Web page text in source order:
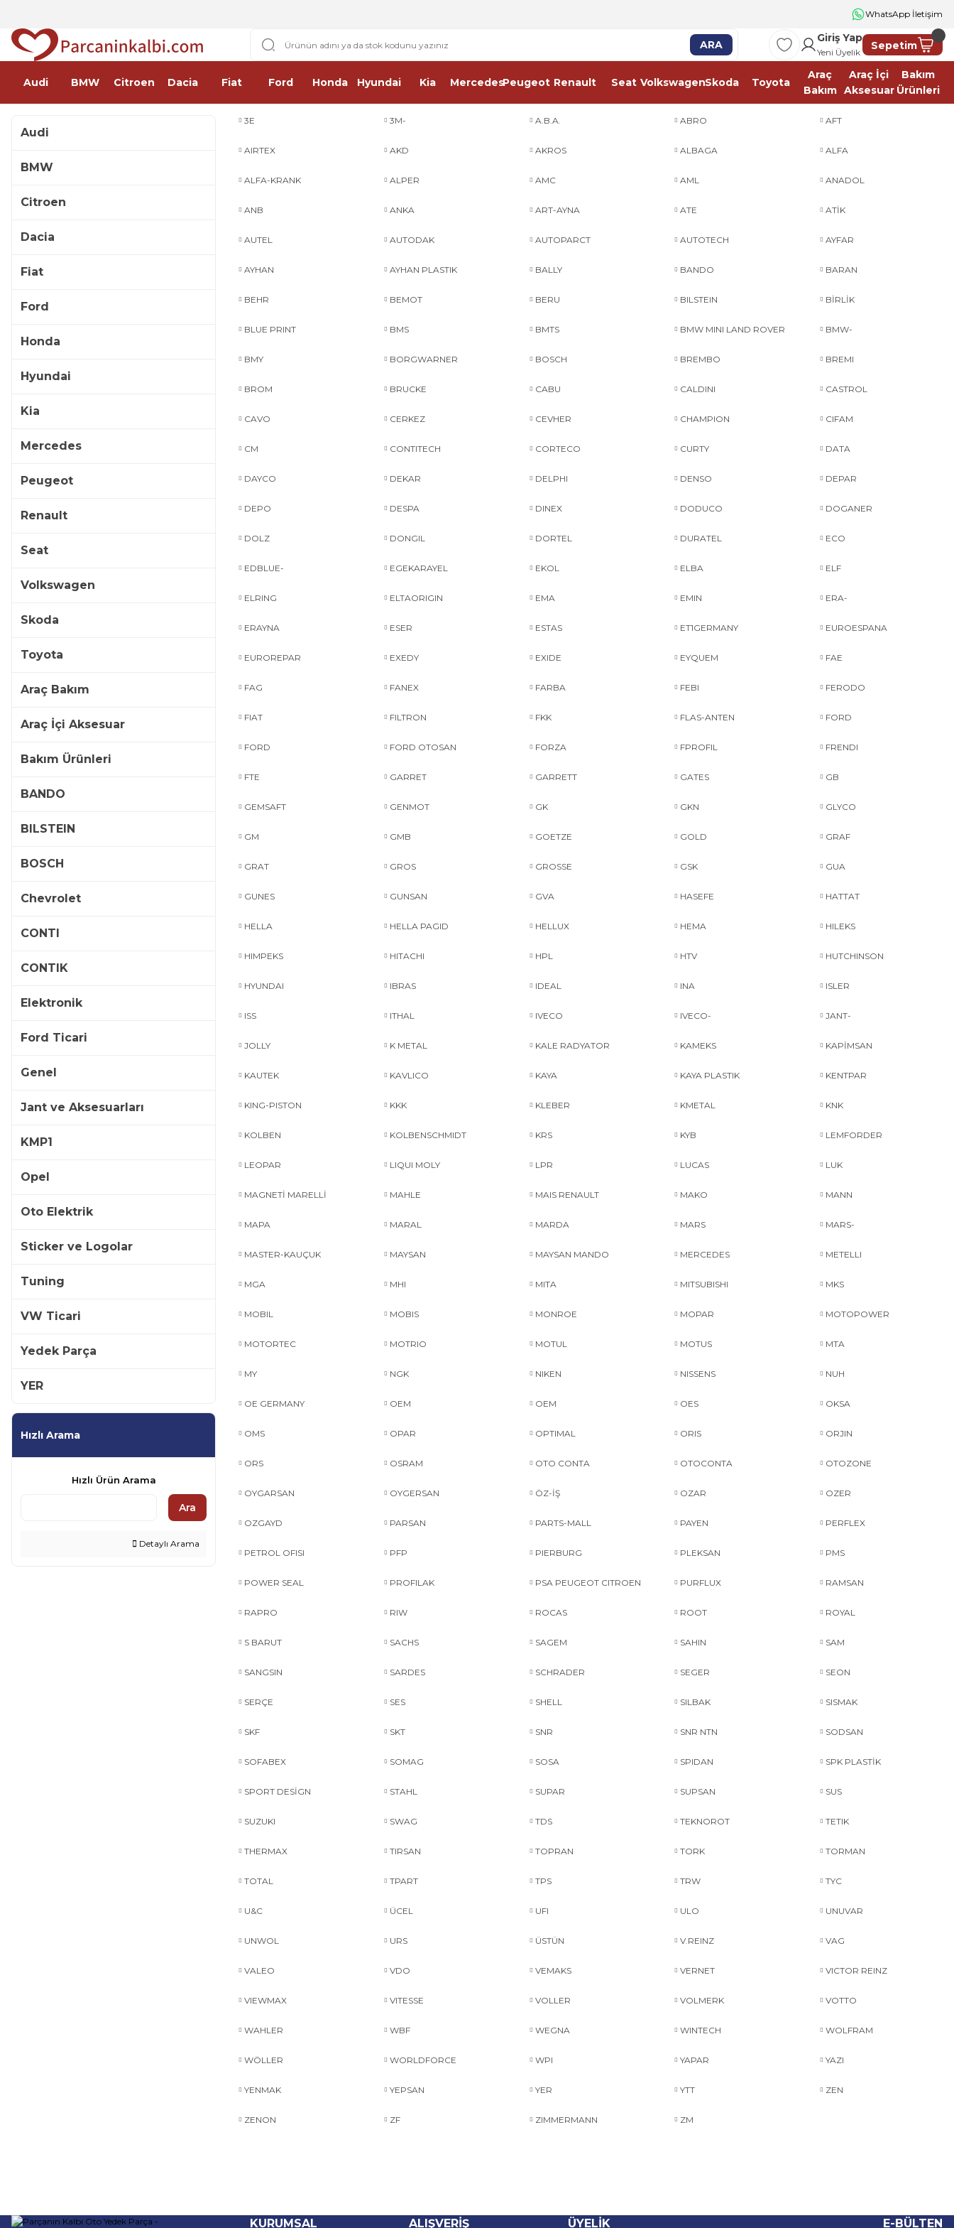
2500 TL ÜSTÜ ÜCRETSİZ KARGO
WhatsApp İletişim
ARA
Giriş Yap
Yeni Üyelik
Sepetim
Audi BMW Citroen Dacia Fiat Ford Honda Hyundai Kia MercedesPeugeot Renault Seat VolkswagenSkoda Toyota
Araç
Bakım
Araç İçi
Aksesuar
Bakım
Ürünleri
Audi
BMW
Citroen
Dacia
Fiat
Ford
Honda
Hyundai
Kia
Mercedes
Peugeot
Renault
Seat
Volkswagen
Skoda
Toyota
Araç Bakım
Araç İçi Aksesuar
Bakım Ürünleri
BANDO
BILSTEIN
BOSCH
Chevrolet
CONTI
CONTIK
Elektronik
Ford Ticari
Genel
Jant ve Aksesuarları
KMP1
Opel
Oto Elektrik
Sticker ve Logolar
Tuning
VW Ticari
Yedek Parça
YER
Hızlı Arama
Hızlı Ürün Arama
Ara
Detaylı Arama
3E 3M- A.B.A. ABRO AFT
AIRTEX AKD AKROS ALBAGA ALFA
ALFA-KRANK ALPER AMC AML ANADOL
ANB ANKA ART-AYNA ATE ATİK
AUTEL AUTODAK AUTOPARCT AUTOTECH AYFAR
AYHAN AYHAN PLASTIK BALLY BANDO BARAN
BEHR BEMOT BERU BILSTEIN BİRLİK
BLUE PRINT BMS BMTS BMW MINI LAND ROVER BMW-
BMY BORGWARNER BOSCH BREMBO BREMI
BROM BRUCKE CABU CALDINI CASTROL
CAVO CERKEZ CEVHER CHAMPION CIFAM
CM CONTITECH CORTECO CURTY DATA
DAYCO DEKAR DELPHI DENSO DEPAR
DEPO DESPA DINEX DODUCO DOGANER
DOLZ DONGIL DORTEL DURATEL ECO
EDBLUE- EGEKARAYEL EKOL ELBA ELF
ELRING ELTAORIGIN EMA EMIN ERA-
ERAYNA ESER ESTAS ET1GERMANY EUROESPANA
EUROREPAR EXEDY EXIDE EYQUEM FAE
FAG FANEX FARBA FEBI FERODO
FIAT FILTRON FKK FLAS-ANTEN FORD
FORD FORD OTOSAN FORZA FPROFIL FRENDI
FTE GARRET GARRETT GATES GB
GEMSAFT GENMOT GK GKN GLYCO
GM GMB GOETZE GOLD GRAF
GRAT GROS GROSSE GSK GUA
GUNES GUNSAN GVA HASEFE HATTAT
HELLA HELLA PAGID HELLUX HEMA HILEKS
HIMPEKS HITACHI HPL HTV HUTCHINSON
HYUNDAI IBRAS IDEAL INA ISLER
ISS ITHAL IVECO IVECO- JANT-
JOLLY K METAL KALE RADYATOR KAMEKS KAPİMSAN
KAUTEK KAVLICO KAYA KAYA PLASTIK KENTPAR
KING-PISTON KKK KLEBER KMETAL KNK
KOLBEN KOLBENSCHMIDT KRS KYB LEMFORDER
LEOPAR LIQUI MOLY LPR LUCAS LUK
MAGNETİ MARELLİ MAHLE MAIS RENAULT MAKO MANN
MAPA MARAL MARDA MARS MARS-
MASTER-KAUÇUK MAYSAN MAYSAN MANDO MERCEDES METELLI
MGA MHI MITA MITSUBISHI MKS
MOBIL MOBIS MONROE MOPAR MOTOPOWER
MOTORTEC MOTRIO MOTUL MOTUS MTA
MY NGK NIKEN NISSENS NUH
OE GERMANY OEM OEM OES OKSA
OMS OPAR OPTIMAL ORIS ORJIN
ORS OSRAM OTO CONTA OTOCONTA OTOZONE
OYGARSAN OYGERSAN ÖZ-İŞ OZAR OZER
OZGAYD PARSAN PARTS-MALL PAYEN PERFLEX
PETROL OFISI PFP PIERBURG PLEKSAN PMS
POWER SEAL PROFILAK PSA PEUGEOT CITROEN PURFLUX RAMSAN
RAPRO RIW ROCAS ROOT ROYAL
S BARUT SACHS SAGEM SAHIN SAM
SANGSIN SARDES SCHRADER SEGER SEON
SERÇE SES SHELL SILBAK SISMAK
SKF SKT SNR SNR NTN SODSAN
SOFABEX SOMAG SOSA SPIDAN SPK PLASTİK
SPORT DESİGN STAHL SUPAR SUPSAN SUS
SUZUKI SWAG TDS TEKNOROT TETIK
THERMAX TIRSAN TOPRAN TORK TORMAN
TOTAL TPART TPS TRW TYC
U&C ÜCEL UFI ULO UNUVAR
UNWOL URS ÜSTÜN V.REINZ VAG
VALEO VDO VEMAKS VERNET VICTOR REINZ
VIEWMAX VITESSE VOLLER VOLMERK VOTTO
WAHLER WBF WEGNA WINTECH WOLFRAM
WÖLLER WORLDFORCE WPI YAPAR YAZI
YENMAK YEPSAN YER YTT ZEN
ZENON ZF ZIMMERMANN ZM
KURUMSAL ALIŞVERİŞ ÜYELİK E-BÜLTEN